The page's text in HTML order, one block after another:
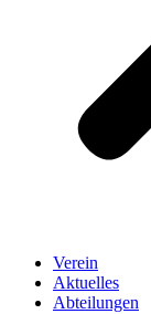
Verein
Aktuelles
Abteilungen